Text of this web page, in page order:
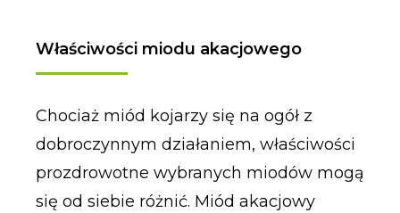
Właściwości miodu akacjowego
Chociaż miód kojarzy się na ogół z
dobroczynnym działaniem, właściwości
prozdrowotne wybranych miodów mogą
się od siebie różnić. Miód akacjowy